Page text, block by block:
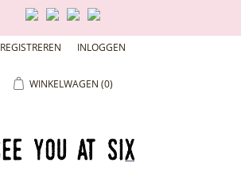
REGISTREREN INLOGGEN
WINKELWAGEN (0)